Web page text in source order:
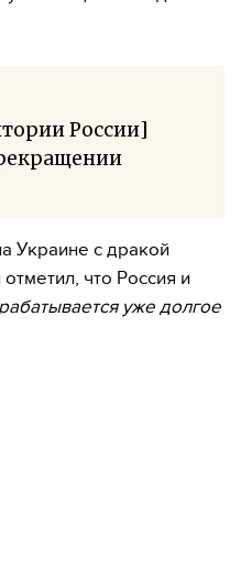
России]
Украине с дракой
что Россия и
уже долгое